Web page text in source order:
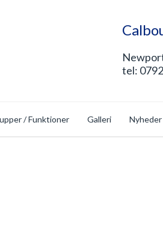
tel:
/ Funktioner Galleri